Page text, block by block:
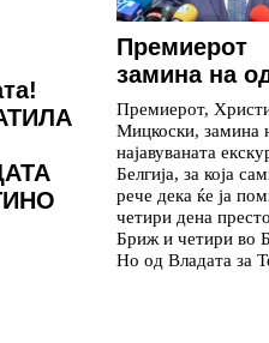
Премиерот
замина на
Премиерот,
Мицкоски, замина
најавуваната
Белгија, за која
рече дека ќе ја
четири дена
Бриж и четири во
Но од Владата за